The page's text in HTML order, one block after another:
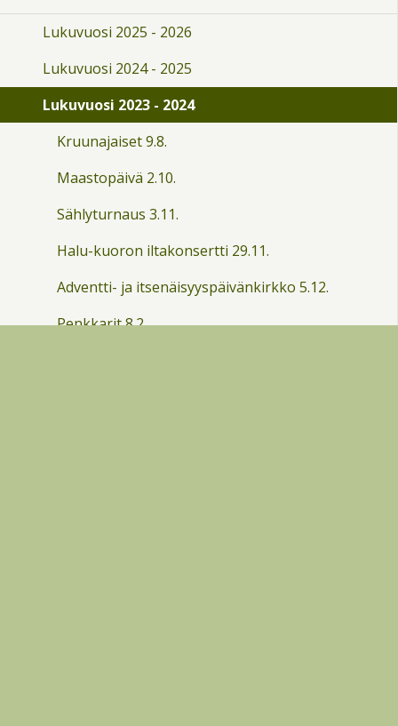
Lukuvuosi 2025 - 2026
Lukuvuosi 2024 - 2025
Lukuvuosi 2023 - 2024
Kruunajaiset 9.8.
Maastopäivä 2.10.
Sählyturnaus 3.11.
Halu-kuoron iltakonsertti 29.11.
Adventti- ja itsenäisyyspäivänkirkko 5.12.
Penkkarit 8.2.